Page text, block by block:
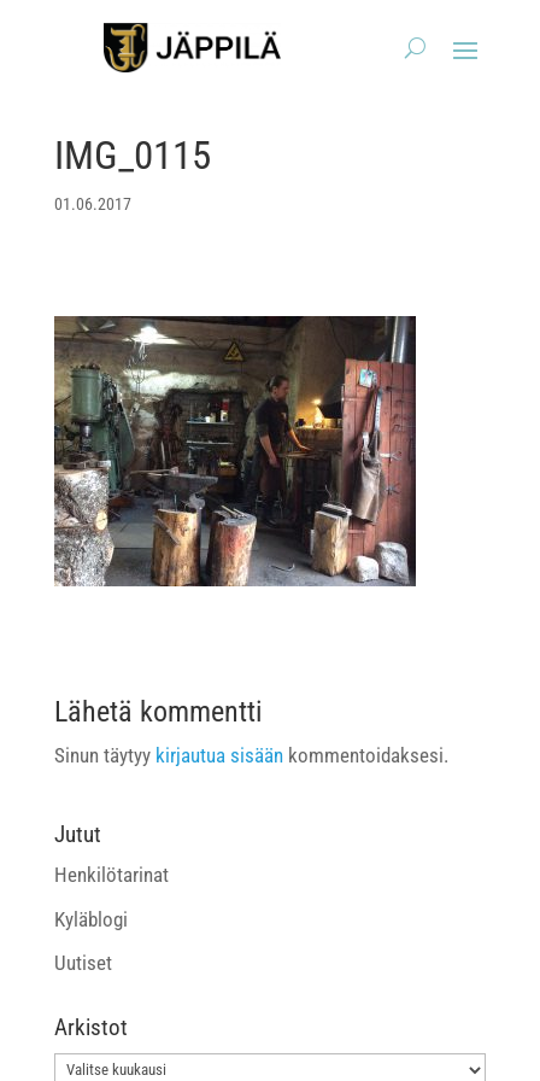
IMG_0115
01.06.2017
Lähetä kommentti
Sinun täytyy kirjautua sisäänkommentoidaksesi.
Jutut
Henkilötarinat
Kyläblogi
Uutiset
Arkistot
Arkistot